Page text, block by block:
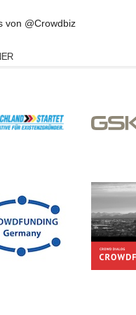
von @Crowdbiz